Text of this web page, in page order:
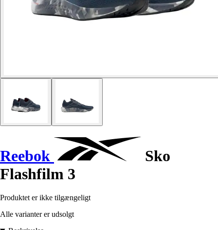
Reebok
Sko
Flashfilm 3
Produktet er ikke tilgængeligt
Alle varianter er udsolgt